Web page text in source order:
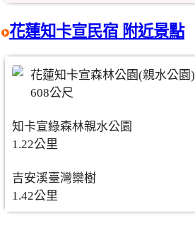
花蓮知卡宣民宿 附近景點
花蓮知卡宣森林公園(親水公園)
608公尺
知卡宣綠森林親水公園
1.22公里
吉安溪臺灣欒樹
1.42公里